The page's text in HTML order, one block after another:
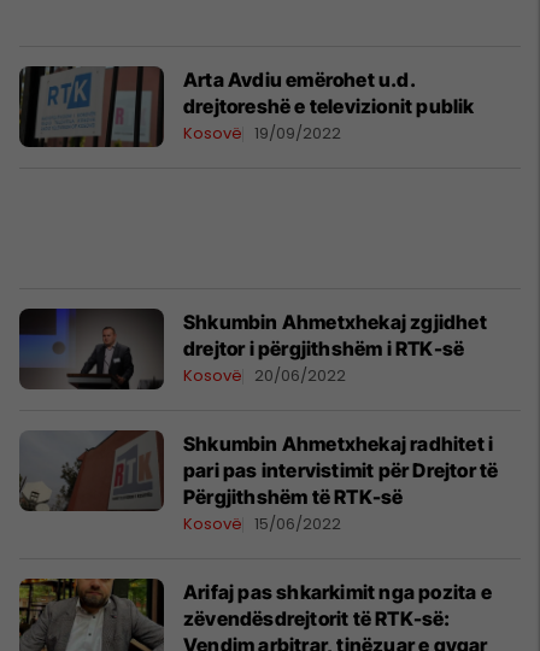
Arta Avdiu emërohet u.d.
drejtoreshë e televizionit publik
Kosovë 19/09/2022
Shkumbin Ahmetxhekaj zgjidhet
drejtor i përgjithshëm i RTK-së
Kosovë 20/06/2022
Shkumbin Ahmetxhekaj radhitet i
pari pas intervistimit për Drejtor të
Përgjithshëm të RTK-së
Kosovë 15/06/2022
Arifaj pas shkarkimit nga pozita e
zëvendësdrejtorit të RTK-së:
Vendim arbitrar, tinëzuar e qyqar